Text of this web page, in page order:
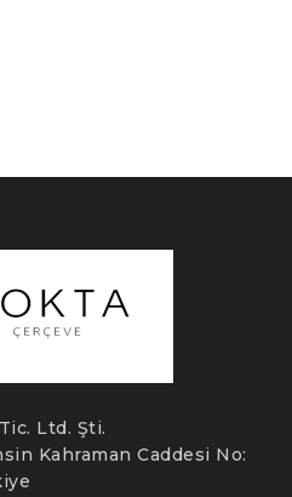
Ltd. Şti.
Kahraman Caddesi No: